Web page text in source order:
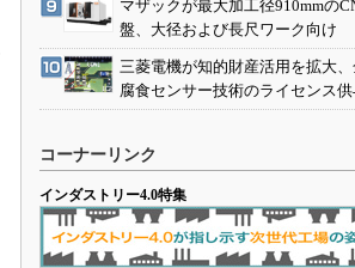
マザックが最大加工径910mmの
盤、大径および長尺ワーク向け
三菱電機が知的財産活用を拡大
腐食センサー技術のライセンス
コーナーリンク
インダストリー4.0特集